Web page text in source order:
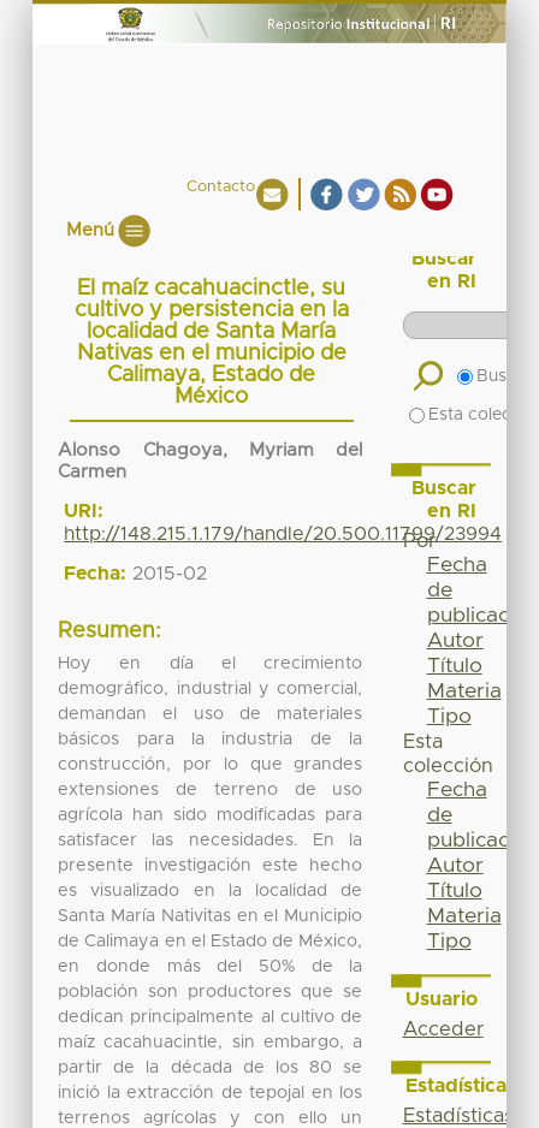
Contacto
Menú
El maíz cacahuacinctle, su
cultivo y persistencia en la
localidad de Santa María
Nativas en el municipio de
Calimaya, Estado de
México
Alonso Chagoya, Myriam del
Carmen
URI:
http://148.215.1.179/handle/20.500.11799/23994
Fecha: 2015-02
Resumen:
Hoy en día el crecimiento
demográfico, industrial y comercial,
demandan el uso de materiales
básicos para la industria de la
construcción, por lo que grandes
extensiones de terreno de uso
agrícola han sido modificadas para
satisfacer las necesidades. En la
presente investigación este hecho
es visualizado en la localidad de
Santa María Nativitas en el Municipio
de Calimaya en el Estado de México,
en donde más del 50% de la
población son productores que se
dedican principalmente al cultivo de
maíz cacahuacintle, sin embargo, a
partir de la década de los 80 se
inició la extracción de tepojal en los
terrenos agrícolas y con ello un
Buscar
en RI
Buscar
Esta
Buscar
en RI
Por
Fecha
de
publicación
Autor
Título
Materia
Tipo
Esta
colección
Fecha
de
publicación
Autor
Título
Materia
Tipo
Usuario
Acceder
Estadísticas
Estadísticas